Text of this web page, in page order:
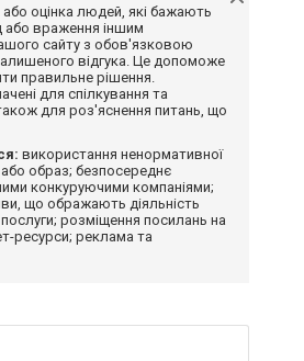
або оцінка людей, які бажають
або враження іншим
сайту з обов'язковою
відгука. Це допоможе
правильне рішення.
для спілкування та
для роз'яснення питань, що
використання ненормативної
образ; безпосереднє
конкуруючими компаніями;
що ображають діяльність
послуги; розміщення посилань на
ресурси; реклама та